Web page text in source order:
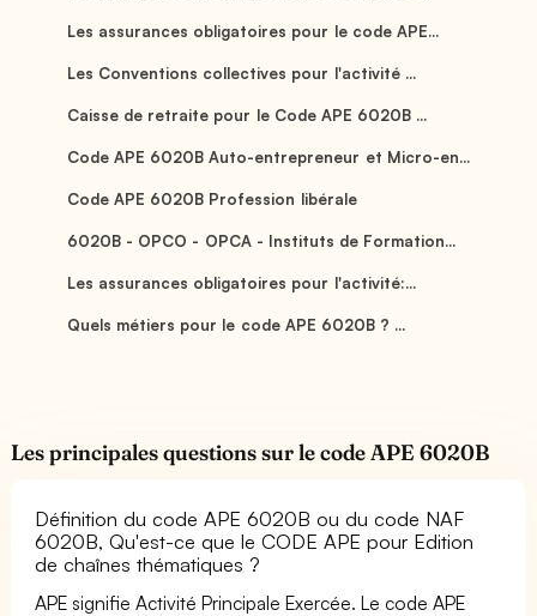
Les assurances obligatoires pour le code APE...
Les Conventions collectives pour l'activité ...
Caisse de retraite pour le Code APE 6020B ...
Code APE 6020B Auto-entrepreneur et Micro-en...
Code APE 6020B Profession libérale
6020B - OPCO - OPCA - Instituts de Formation...
Les assurances obligatoires pour l'activité:...
Quels métiers pour le code APE 6020B ? ...
Les principales questions sur le code APE 6020B
Définition du code APE 6020B ou du code NAF
6020B, Qu'est-ce que le CODE APE pour Edition
de chaînes thématiques ?
APE signifie Activité Principale Exercée. Le code APE